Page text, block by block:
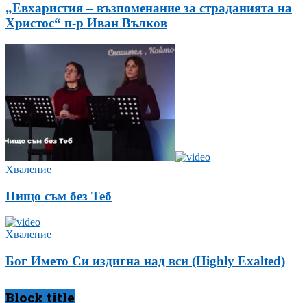
„Евхаристия – възпоменание за страданията на
Христос“ п-р Иван Вълков
Хваление
Нищо съм без Теб
Хваление
Бог Името Си издигна над вси (Highly Exalted)
Block title